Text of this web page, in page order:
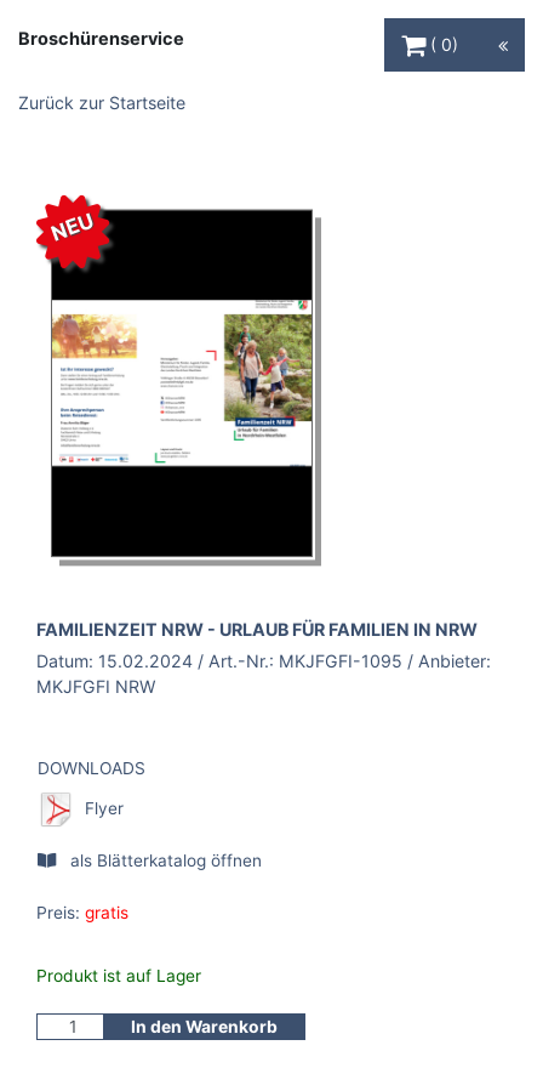
Broschürenservice
0
Zurück zur Startseite
NEU
BROSCHÜRE:
FAMILIENZEIT NRW - URLAUB FÜR FAMILIEN IN NRW
Datum: 15.02.2024 / Art.-Nr.: MKJFGFI-1095 / Anbieter:
MKJFGFI NRW
DOWNLOADS
Flyer
als Blätterkatalog öffnen
Preis: gratis
Produkt ist auf Lager
In den Warenkorb